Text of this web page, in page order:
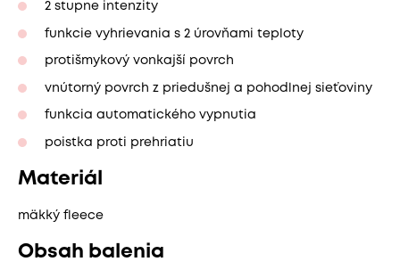
2 stupne intenzity
funkcie vyhrievania s 2 úrovňami teploty
protišmykový vonkajší povrch
vnútorný povrch z priedušnej a pohodlnej sieťoviny
funkcia automatického vypnutia
poistka proti prehriatiu
Materiál
mäkký fleece
Obsah balenia